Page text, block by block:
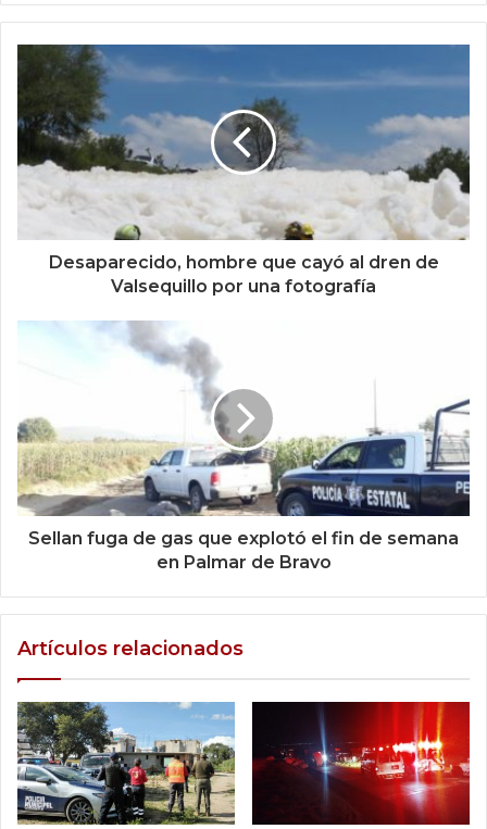
Desaparecido, hombre que cayó al dren de
Valsequillo por una fotografía
Sellan fuga de gas que explotó el fin de semana
en Palmar de Bravo
Artículos relacionados